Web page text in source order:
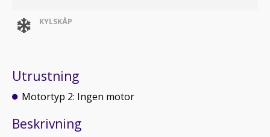
KYLSKÅP
Utrustning
Motortyp 2: Ingen motor
Beskrivning